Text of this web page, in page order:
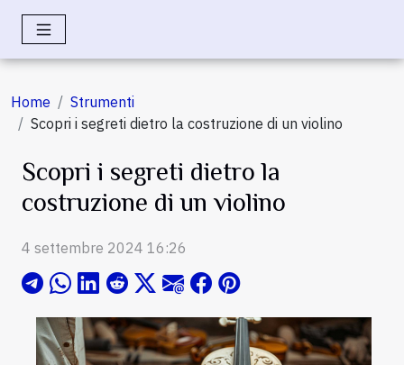
Home
Strumenti
Scopri i segreti dietro la costruzione di un violino
Scopri i segreti dietro la
costruzione di un violino
4 settembre 2024 16:26